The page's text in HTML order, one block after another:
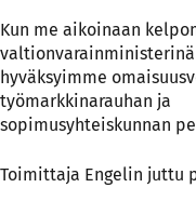
Kun me aikoinaan
valtionvarainministerinä
hyväksyimme
työmarkkinarauhan ja
sopimusyhteiskunnan
Toimittaja Engelin juttu